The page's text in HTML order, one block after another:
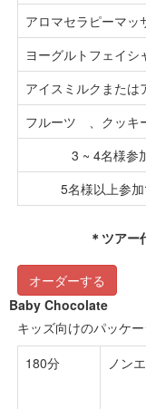
アロマセラピーマッ
ヨーグルトフェイシ
アイスミルクまたは
フルーツ 、クッキ
3 ~ 4名様参
5名様以上参
＊ツアー
オーダーする
Baby Chocolate
キッズ向けのパッケ
180分
ノン